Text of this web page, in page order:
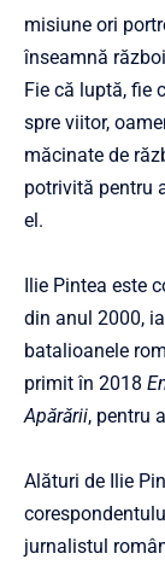
misiune ori
înseamnă
Fie că luptă, fie
spre viitor,
măcinate de
potrivită pentru
el.
Ilie Pintea este
din anul 2000,
batalioanele
primit în 2018
Apărării, pentru
Alături de Ilie
jurnalistul